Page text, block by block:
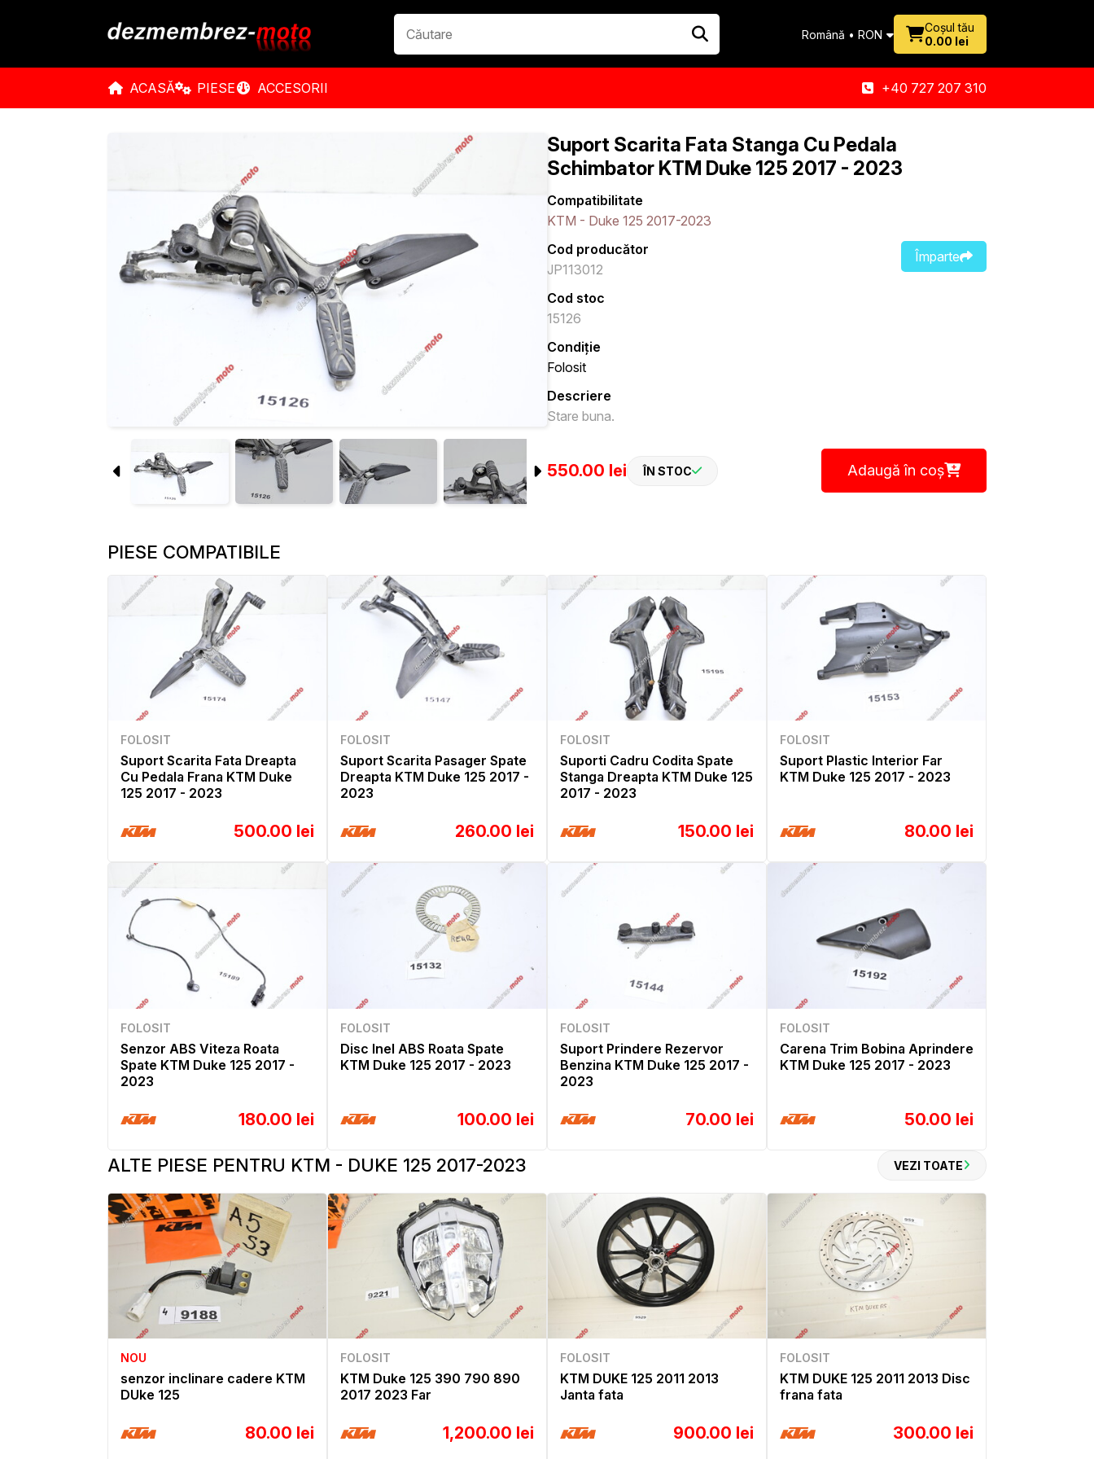
Română • RON
Coșul tău
0.00 lei
ACASĂ PIESE ACCESORII +40 727 207 310
Suport Scarita Fata Stanga Cu Pedala
Schimbator KTM Duke 125 2017 - 2023
Compatibilitate
KTM - Duke 125 2017-2023
Împarte
Cod producător
JP113012
Cod stoc
15126
Condiție
Folosit
Descriere
Stare buna.
550.00 lei ÎN STOC Adaugă în coș
PIESE COMPATIBILE
FOLOSIT
Suport Scarita Fata Dreapta
Cu Pedala Frana KTM Duke
125 2017 - 2023
500.00 lei
FOLOSIT
Suport Scarita Pasager Spate
Dreapta KTM Duke 125 2017 -
2023
260.00 lei
FOLOSIT
Suporti Cadru Codita Spate
Stanga Dreapta KTM Duke 125
2017 - 2023
150.00 lei
FOLOSIT
Suport Plastic Interior Far
KTM Duke 125 2017 - 2023
80.00 lei
FOLOSIT
Senzor ABS Viteza Roata
Spate KTM Duke 125 2017 -
2023
180.00 lei
FOLOSIT
Disc Inel ABS Roata Spate
KTM Duke 125 2017 - 2023
100.00 lei
FOLOSIT
Suport Prindere Rezervor
Benzina KTM Duke 125 2017 -
2023
70.00 lei
FOLOSIT
Carena Trim Bobina Aprindere
KTM Duke 125 2017 - 2023
50.00 lei
ALTE PIESE PENTRU KTM - DUKE 125 2017-2023 VEZI TOATE
NOU
senzor inclinare cadere KTM
DUke 125
80.00 lei
FOLOSIT
KTM Duke 125 390 790 890
2017 2023 Far
1,200.00 lei
FOLOSIT
KTM DUKE 125 2011 2013
Janta fata
900.00 lei
FOLOSIT
KTM DUKE 125 2011 2013 Disc
frana fata
300.00 lei